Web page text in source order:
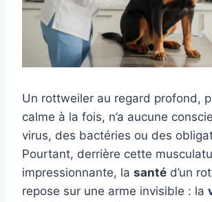
Un rottweiler au regard profond,
calme à la fois, n’a aucune
virus, des bactéries ou des
Pourtant, derrière cette
impressionnante, la santé d’un
repose sur une arme invisible : la